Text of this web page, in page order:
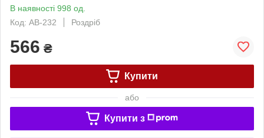
В наявності 998 од.
Код: AB-232
Роздріб
566 ₴
Купити
або
Купити з